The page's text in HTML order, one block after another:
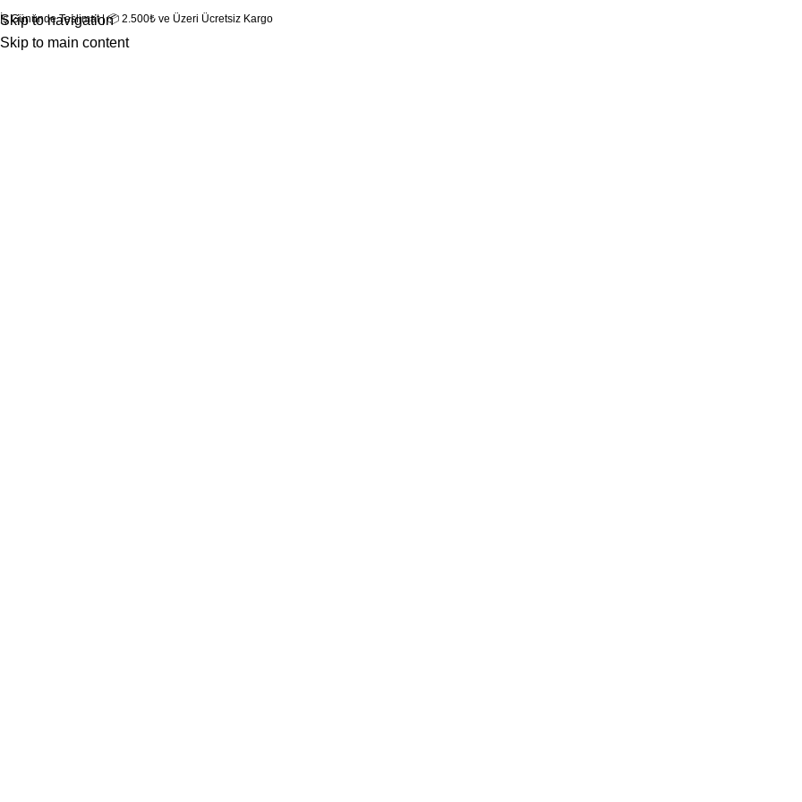
Skip to navigation
Skip to main content
Gününde Teslimat | 📦 2.500₺ ve Üzeri Ücretsiz Kargo